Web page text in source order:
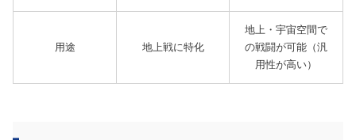
用途 地上戦に特化
地上・宇宙空間で
の戦闘が可能（汎
用性が高い）